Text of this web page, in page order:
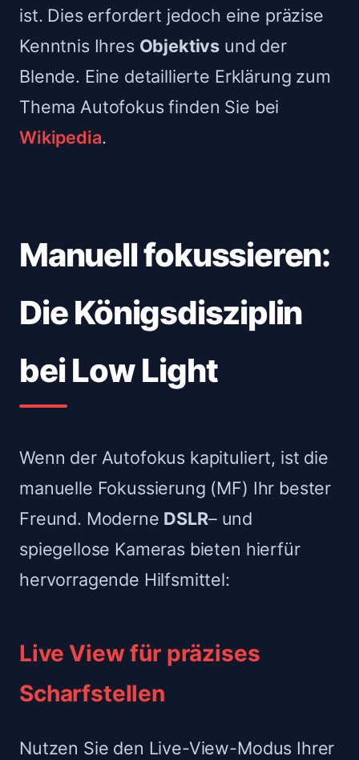
ist. Dies erfordert jedoch eine präzise
Kenntnis Ihres Objektivs und der
Blende. Eine detaillierte Erklärung zum
Thema Autofokus finden Sie bei
Wikipedia.
Manuell fokussieren:
Die Königsdisziplin
bei Low Light
Wenn der Autofokus kapituliert, ist die
manuelle Fokussierung (MF) Ihr bester
Freund. Moderne DSLR– und
spiegellose Kameras bieten hierfür
hervorragende Hilfsmittel:
Live View für präzises
Scharfstellen
Nutzen Sie den Live-View-Modus Ihrer